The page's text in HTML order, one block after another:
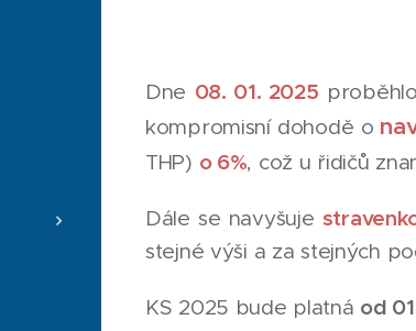
Dne 08. 01. 2025 proběhlo
kompromisní dohodě o
THP) o 6%, což u řidičů
Dále se navyšuje
stejné výši a za stejných
KS 2025 bude platná od